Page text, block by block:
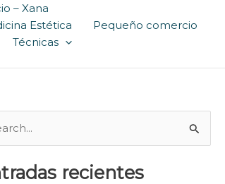
– Xana
Estética
Pequeño comercio
Técnicas
recientes